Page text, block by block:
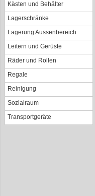
Kästen und Behälter
Lagerschränke
Lagerung Aussenbereich
Leitern und Gerüste
Räder und Rollen
Regale
Reinigung
Sozialraum
Transportgeräte